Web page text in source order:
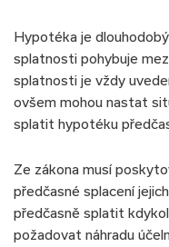
Hypotéka je
splatnosti pohybuje
splatnosti je vždy
ovšem mohou nastat
splatit hypotéku
Ze zákona musí
předčasné splacení
předčasně splatit
požadovat náhradu